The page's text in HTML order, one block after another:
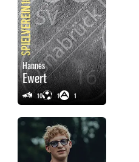
Hannes
Ewert
10 1 1